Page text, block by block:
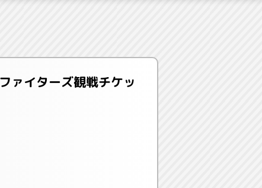
ァイターズ観戦チケッ